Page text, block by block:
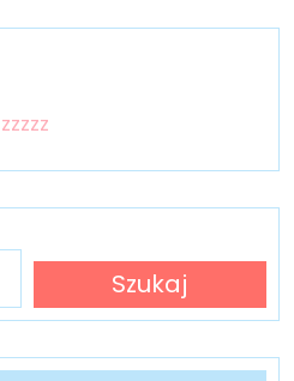
zzzzz
Szukaj